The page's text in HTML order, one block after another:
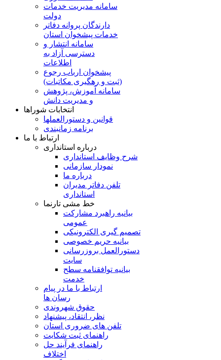
سامانه مدیریت خدمات
دولت
دارندگان پروانه دفاتر
خدمات پیشخوان استان
سامانه انتشار و
دسترسی آزاد به
اطلاعات
پیشخوان ارباب رجوع
(ثبت و رهگیری مکاتبات)
سامانه آموزش، پژوهش
و مدیریت دانش
انتخابات شوراها
قوانین و دستورالعملها
برنامه زمانبندی
ارتباط با ما
درباره استانداری
شرح وظایف استانداری
نمودار سازمانی
درباره ما
تلفن دفاتر مدیران
استانداری
خط مشی تارنما
بیانیه راهبرد مشارکت
عمومی
تصمیم گیری الکترونیکی
بیانیه حریم خصوصی
دستورالعمل بروزرسانی
سایت
بیانیه توافقنامه سطح
خدمت
ارتباط با ما در پیام
رسان ها
حقوق شهروندی
نظر، انتقاد، پیشنهاد
تلفن های ضروری استان
راهنمای ثبت شکایت
راهنمای فرآیند حل
اختلاف